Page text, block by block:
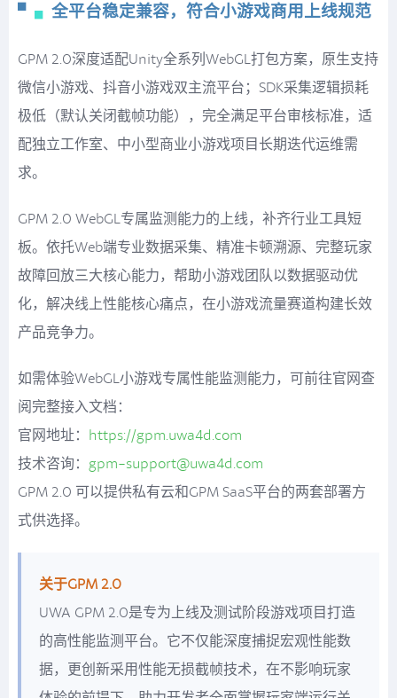
▘ ▖ 全平台稳定兼容，符合小游戏商用上线规范
GPM 2.0深度适配Unity全系列WebGL打包方案，原生支持
微信小游戏、抖音小游戏双主流平台；SDK采集逻辑损耗
极低（默认关闭截帧功能），完全满足平台审核标准，适
配独立工作室、中小型商业小游戏项目长期迭代运维需
求。
GPM 2.0 WebGL专属监测能力的上线，补齐行业工具短
板。依托Web端专业数据采集、精准卡顿溯源、完整玩家
故障回放三大核心能力，帮助小游戏团队以数据驱动优
化，解决线上性能核心痛点，在小游戏流量赛道构建长效
产品竞争力。
如需体验WebGL小游戏专属性能监测能力，可前往官网查
阅完整接入文档：
官网地址： https://gpm.uwa4d.com
技术咨询： gpm-support@uwa4d.com
GPM 2.0 可以提供私有云和GPM SaaS平台的两套部署方
式供选择。
关于GPM 2.0
UWA GPM 2.0是专为上线及测试阶段游戏项目打造
的高性能监测平台。它不仅能深度捕捉宏观性能数
据，更创新采用性能无损截帧技术，在不影响玩家